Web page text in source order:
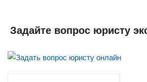
Задайте вопрос юристу